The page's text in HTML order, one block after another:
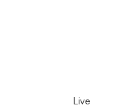
Live